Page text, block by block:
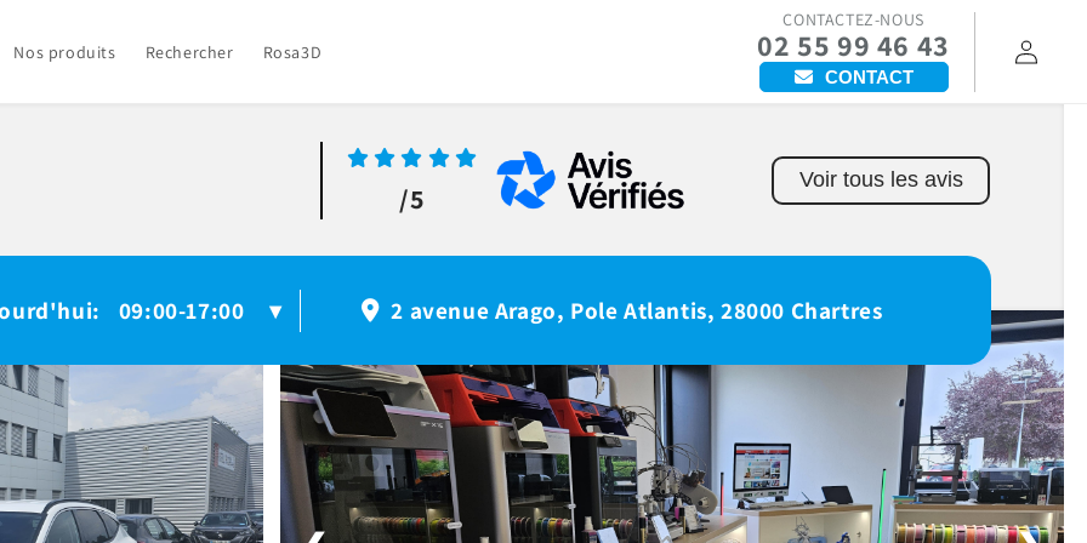
Nos produits Rechercher Rosa3D
CONTACTEZ-NOUS
02 55 99 46 43
CONTACT
Connexion
/5
Voir tous les avis
: 09:00-17:00 ▾ 2 avenue Arago, Pole Atlantis, 28000 Chartres